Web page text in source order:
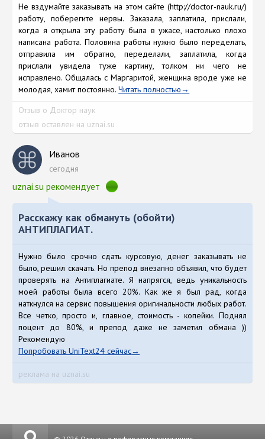
Не вздумайте заказывать на этом сайте (http://doctor-nauk.ru/)
работу, поберегите нервы. Заказала, заплатила, прислали,
когда я открыла эту работу была в ужасе, настолько плохо
написана работа. Половина работы нужно было переделать,
отправила им обратно, переделали, заплатила, когда
прислали увидела туже картину, толком ни чего не
исправлено. Общалась с Маргаритой, женщина вроде уже не
молодая, хамит постоянно.Читать полностью
Отзыв о Доктор наук
отзыв оставлен на uznai.su
Иванов
сегодня
uznai.su рекомендует
Расскажу как обмануть (обойти)
АНТИПЛАГИАТ.
Нужно было срочно сдать курсовую, денег заказывать не
было, решил скачать. Но препод внезапно объявил, что будет
проверять на Антиплагиате. Я напрягся, ведь уникальность
моей работы была всего 20%. Как же я был рад, когда
наткнулся на сервис повышения оригинальности любых работ.
Все четко, просто и, главное, стоимость - копейки. Поднял
поцент до 80%, и препод даже не заметил обмана ))
Рекомендую
Попробовать UniText24 сейчас
реклама на uznai.su